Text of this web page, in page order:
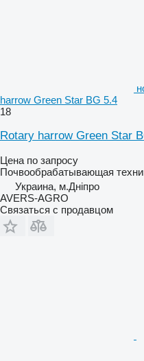
harrow Green Star BG 5.4
18
Rotary harrow Green Star
Цена по запросу
Почвообрабатывающая
Украина, м.Дніпро
AVERS-AGRO
Связаться с продавцом